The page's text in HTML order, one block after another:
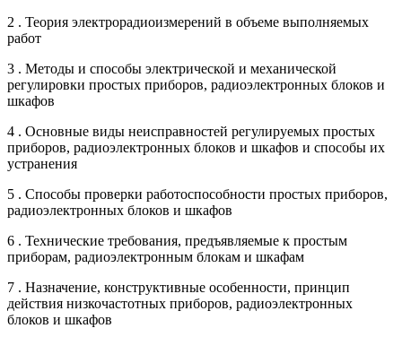
2 . Теория электрорадиоизмерений в объеме выполняемых
работ
3 . Методы и способы электрической и механической
регулировки простых приборов, радиоэлектронных блоков и
шкафов
4 . Основные виды неисправностей регулируемых простых
приборов, радиоэлектронных блоков и шкафов и способы их
устранения
5 . Способы проверки работоспособности простых приборов,
радиоэлектронных блоков и шкафов
6 . Технические требования, предъявляемые к простым
приборам, радиоэлектронным блокам и шкафам
7 . Назначение, конструктивные особенности, принцип
действия низкочастотных приборов, радиоэлектронных
блоков и шкафов